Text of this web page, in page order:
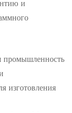
и
промышленность
изготовления